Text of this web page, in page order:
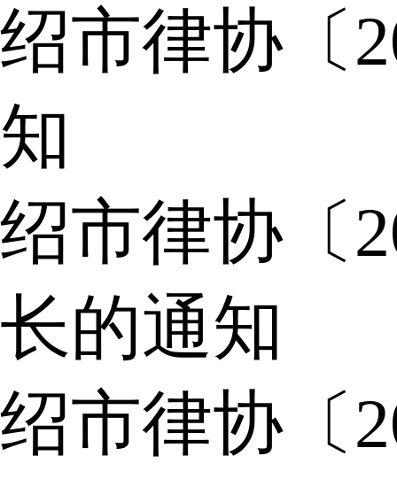
绍市律协〔
知
绍市律协〔
长的通知
绍市律协〔